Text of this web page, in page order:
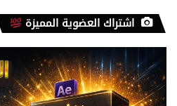
اشتراك العضوية المميزة